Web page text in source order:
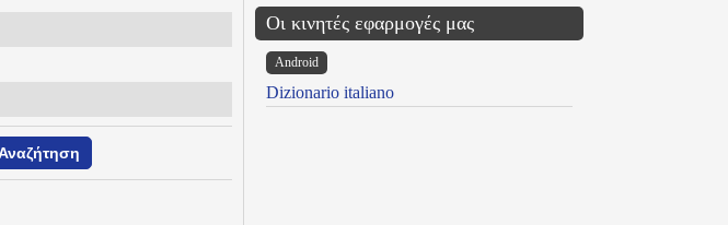
Οι κινητές εφαρμογές μας
Android
Dizionario italiano